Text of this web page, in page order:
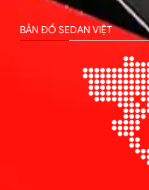
BẢN ĐỒ SEDAN VIỆT